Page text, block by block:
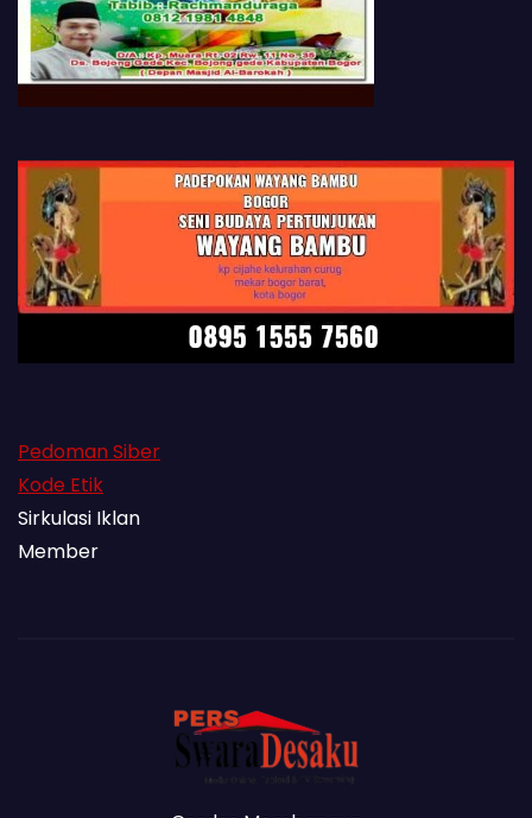
Pedoman Siber
Kode Etik
Sirkulasi Iklan
Member